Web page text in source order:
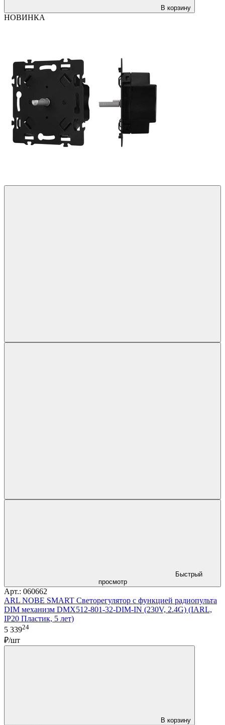
В корзину
НОВИНКА
Быстрый
просмотр
Арт.: 060662
ARL NOBE SMART Светорегулятор с функцией радиопульта
DIM механизм DMX512-801-32-DIM-IN (230V, 2.4G) (IARL,
IP20 Пластик, 5 лет)
5 33924
₽/шт
В корзину